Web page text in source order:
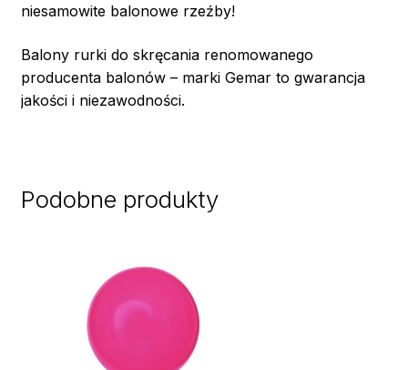
niesamowite balonowe rzeźby!
Balony rurki do skręcania renomowanego
producenta balonów – marki Gemar to gwarancja
jakości i niezawodności.
Podobne produkty